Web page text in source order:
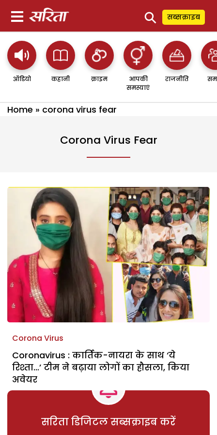
⚲ सब्सक्राइब
ऑडियो कहानी क्राइम
आपकी
समस्याएं
राजनीति
Home » corona virus fear
Corona Virus Fear
Corona Virus
Coronavirus : कार्तिक-नायरा के साथ ‘ये
रिश्ता…’ टीम ने बढ़ाया लोगों का हौसला, किया
अवेयर
सरिता डिजिटल सब्सक्राइब करें